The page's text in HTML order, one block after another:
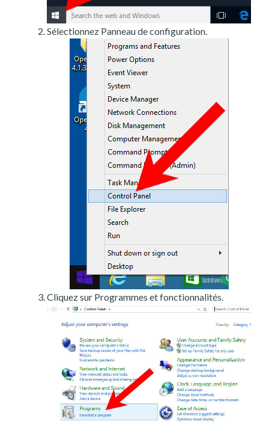
Sélectionnez Panneau de configuration.
Cliquez sur Programmes et fonctionnalités.